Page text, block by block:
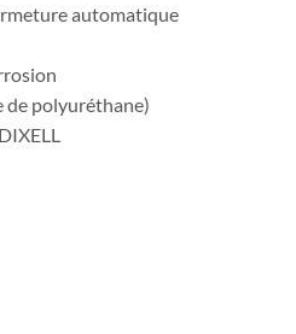
automatique
de polyuréthane)